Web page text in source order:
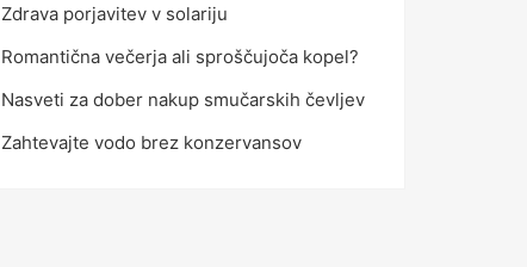
Zdrava porjavitev v solariju
Romantična večerja ali sproščujoča kopel?
Nasveti za dober nakup smučarskih čevljev
Zahtevajte vodo brez konzervansov